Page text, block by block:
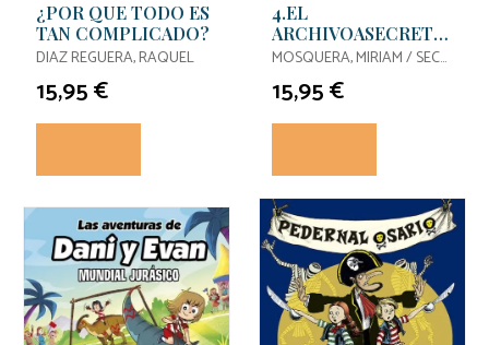
¿POR QUE TODO ES
TAN COMPLICADO?
DIAZ REGUERA, RAQUEL
15,95 €
4.EL
ARCHIVOASECRETO
DE MERIDAA
MOSQUERA, MIRIAM / SECO
ALVAREZ, MYRIAM
15,95 €